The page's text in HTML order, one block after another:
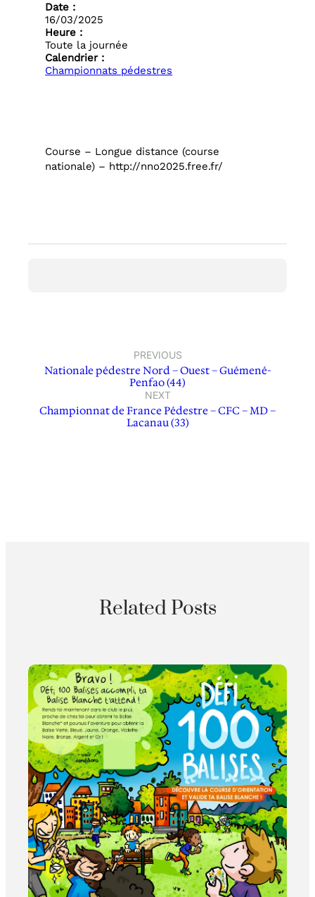
Date :
16/03/2025
Heure :
Toute la journée
Calendrier :
Championnats pédestres
Course – Longue distance (course
nationale) – http://nno2025.free.fr/
PREVIOUS
Nationale pédestre Nord – Ouest – Guémené-
Penfao (44)
NEXT
Championnat de France Pédestre – CFC – MD –
Lacanau (33)
Related Posts